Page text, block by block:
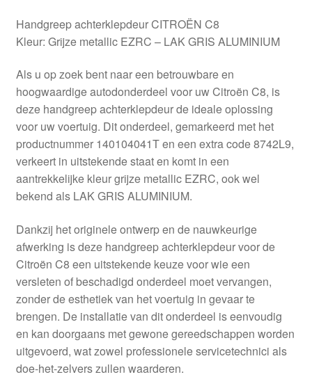
Handgreep achterklepdeur CITROËN C8
Kleur: Grijze metallic EZRC – LAK GRIS ALUMINIUM
Als u op zoek bent naar een betrouwbare en
hoogwaardige autodonderdeel voor uw Citroën C8, is
deze handgreep achterklepdeur de ideale oplossing
voor uw voertuig. Dit onderdeel, gemarkeerd met het
productnummer 140104041T en een extra code 8742L9,
verkeert in uitstekende staat en komt in een
aantrekkelijke kleur grijze metallic EZRC, ook wel
bekend als LAK GRIS ALUMINIUM.
Dankzij het originele ontwerp en de nauwkeurige
afwerking is deze handgreep achterklepdeur voor de
Citroën C8 een uitstekende keuze voor wie een
versleten of beschadigd onderdeel moet vervangen,
zonder de esthetiek van het voertuig in gevaar te
brengen. De installatie van dit onderdeel is eenvoudig
en kan doorgaans met gewone gereedschappen worden
uitgevoerd, wat zowel professionele servicetechnici als
doe-het-zelvers zullen waarderen.